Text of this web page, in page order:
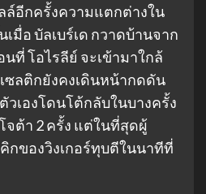
ล์อีกครั้งความแตกต่างใน
มื่อ บัลเบร์เด กวาดบ้านจาก
ที่ โอไรลีย์ จะเข้ามาใกล้
ซลติกยังคงเดินหน้ากดดัน
เองโดนโต้กลับในบางครั้ง
ต้า 2 ครั้ง แต่ในที่สุดผู้
กของวิงเกอร์ทุบตีในนาทีที่